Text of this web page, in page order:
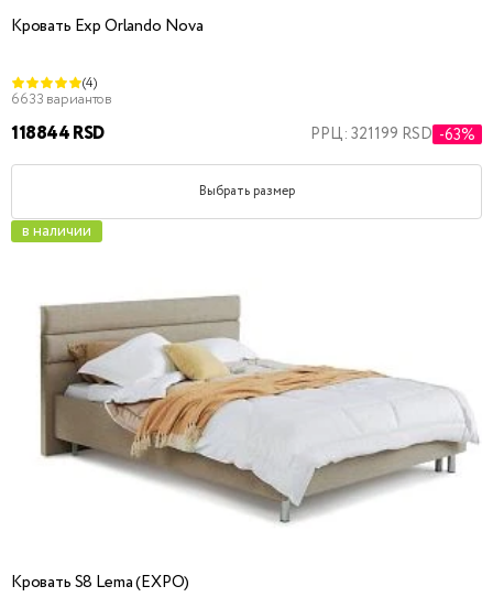
Кровать Exp Orlando Nova
(4)
6633 вариантов
118844 RSD РРЦ: 321199 RSD -63%
Выбрать размер
в наличии
Кровать S8 Lema (EXPO)